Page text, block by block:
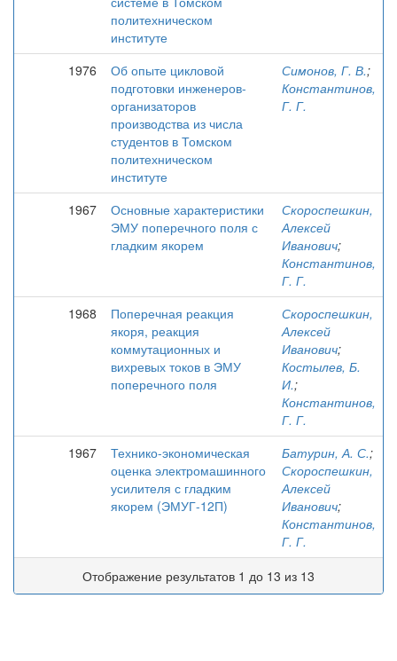
политехническом
институте
1976
Об опыте цикловой
подготовки инженеров-
организаторов
производства из числа
студентов в Томском
политехническом
институте
Симонов, Г. В.;
Константинов,
Г. Г.
1967
Основные характеристики
ЭМУ поперечного поля с
гладким якорем
Скороспешкин,
Алексей
Иванович;
Константинов,
Г. Г.
1968
Поперечная реакция
якоря, реакция
коммутационных и
вихревых токов в ЭМУ
поперечного поля
Скороспешкин,
Алексей
Иванович;
Костылев, Б.
И.;
Константинов,
Г. Г.
1967
Технико-экономическая
оценка электромашинного
усилителя с гладким
якорем (ЭМУГ-12П)
Батурин, А. С.;
Скороспешкин,
Алексей
Иванович;
Константинов,
Г. Г.
Отображение результатов 1 до 13 из 13